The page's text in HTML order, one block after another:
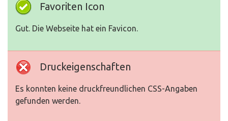
Favoriten Icon
Gut. Die Webseite hat ein Favicon.
Druckeigenschaften
Es konnten keine druckfreundlichen CSS-Angaben
gefunden werden.